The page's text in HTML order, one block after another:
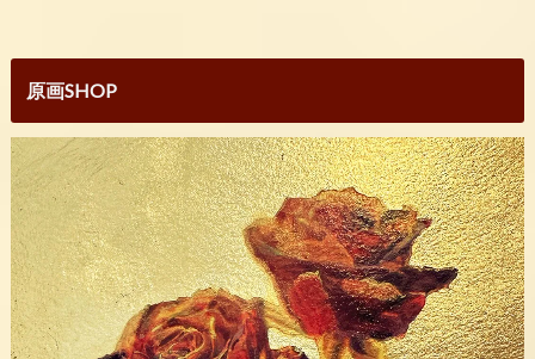
原画SHOP